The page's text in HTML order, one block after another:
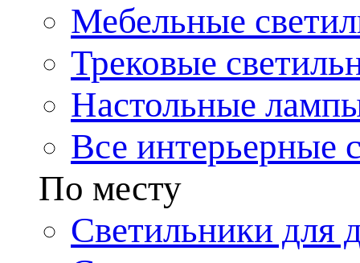
Мебельные
Трековые
Настольные
Все интерьерные
По месту
Светильники для